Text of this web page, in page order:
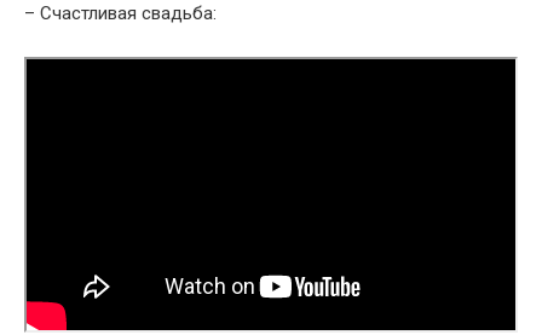
– Счастливая свадьба: